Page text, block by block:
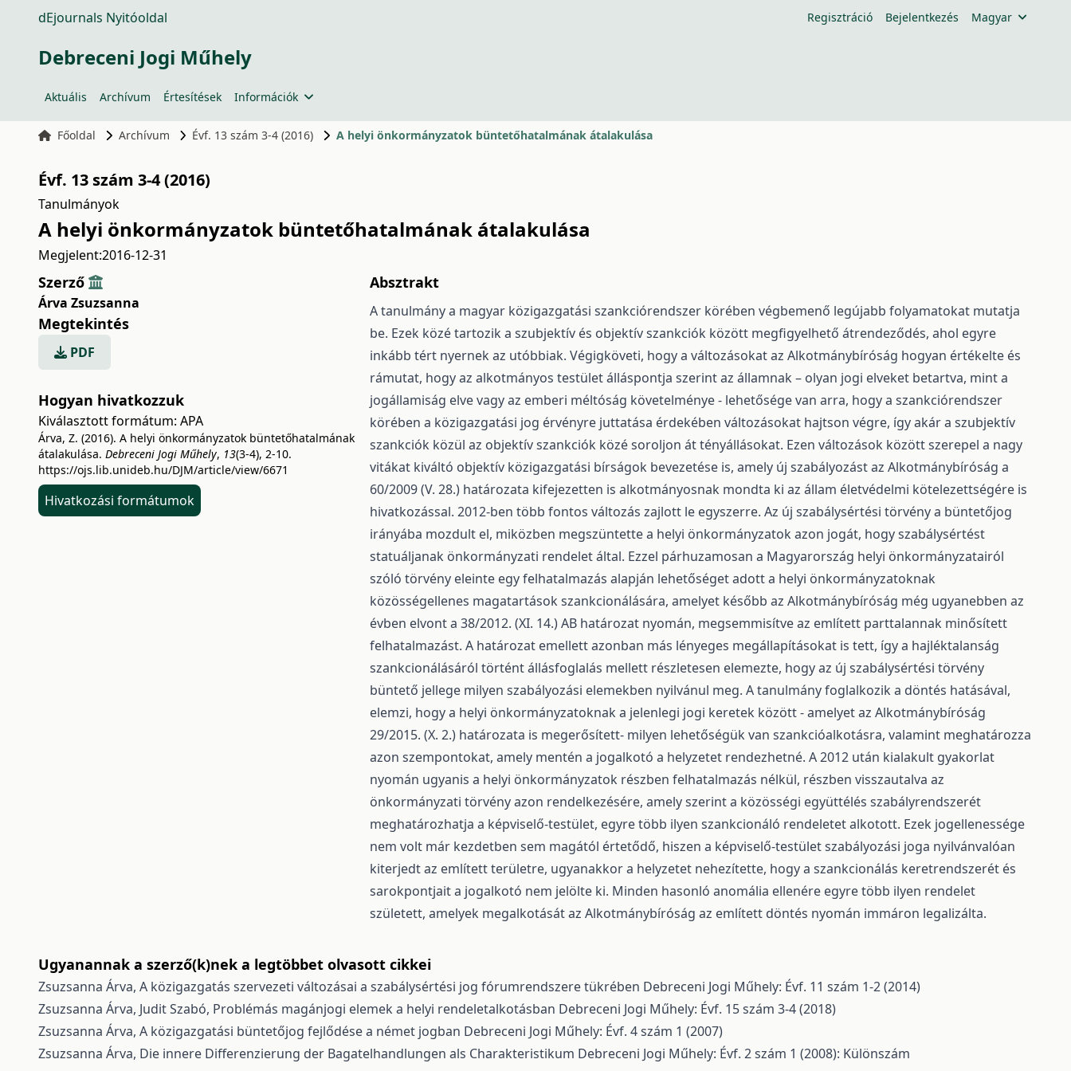
dEjournals Nyitóoldal Regisztráció Bejelentkezés Magyar
Debreceni Jogi Műhely
Aktuális Archívum Értesítések Információk
Főoldal Archívum Évf. 13 szám 3-4 (2016) A helyi önkormányzatok büntetőhatalmának átalakulása
Évf. 13 szám 3-4 (2016)
Tanulmányok
A helyi önkormányzatok büntetőhatalmának átalakulása
Megjelent:2016-12-31
Szerző
Árva Zsuzsanna
Megtekintés
PDF
Hogyan hivatkozzuk
Kiválasztott formátum: APA
Árva, Z. (2016). A helyi önkormányzatok büntetőhatalmának
átalakulása. Debreceni Jogi Műhely, 13(3-4), 2-10.
https://ojs.lib.unideb.hu/DJM/article/view/6671
Hivatkozási formátumok
Absztrakt
A tanulmány a magyar közigazgatási szankciórendszer körében végbemenő legújabb folyamatokat mutatja
be. Ezek közé tartozik a szubjektív és objektív szankciók között megfigyelhető átrendeződés, ahol egyre
inkább tért nyernek az utóbbiak. Végigköveti, hogy a változásokat az Alkotmánybíróság hogyan értékelte és
rámutat, hogy az alkotmányos testület álláspontja szerint az államnak – olyan jogi elveket betartva, mint a
jogállamiság elve vagy az emberi méltóság követelménye - lehetősége van arra, hogy a szankciórendszer
körében a közigazgatási jog érvényre juttatása érdekében változásokat hajtson végre, így akár a szubjektív
szankciók közül az objektív szankciók közé soroljon át tényállásokat. Ezen változások között szerepel a nagy
vitákat kiváltó objektív közigazgatási bírságok bevezetése is, amely új szabályozást az Alkotmánybíróság a
60/2009 (V. 28.) határozata kifejezetten is alkotmányosnak mondta ki az állam életvédelmi kötelezettségére is
hivatkozással. 2012-ben több fontos változás zajlott le egyszerre. Az új szabálysértési törvény a büntetőjog
irányába mozdult el, miközben megszüntette a helyi önkormányzatok azon jogát, hogy szabálysértést
statuáljanak önkormányzati rendelet által. Ezzel párhuzamosan a Magyarország helyi önkormányzatairól
szóló törvény eleinte egy felhatalmazás alapján lehetőséget adott a helyi önkormányzatoknak
közösségellenes magatartások szankcionálására, amelyet később az Alkotmánybíróság még ugyanebben az
évben elvont a 38/2012. (XI. 14.) AB határozat nyomán, megsemmisítve az említett parttalannak minősített
felhatalmazást. A határozat emellett azonban más lényeges megállapításokat is tett, így a hajléktalanság
szankcionálásáról történt állásfoglalás mellett részletesen elemezte, hogy az új szabálysértési törvény
büntető jellege milyen szabályozási elemekben nyilvánul meg. A tanulmány foglalkozik a döntés hatásával,
elemzi, hogy a helyi önkormányzatoknak a jelenlegi jogi keretek között - amelyet az Alkotmánybíróság
29/2015. (X. 2.) határozata is megerősített- milyen lehetőségük van szankcióalkotásra, valamint meghatározza
azon szempontokat, amely mentén a jogalkotó a helyzetet rendezhetné. A 2012 után kialakult gyakorlat
nyomán ugyanis a helyi önkormányzatok részben felhatalmazás nélkül, részben visszautalva az
önkormányzati törvény azon rendelkezésére, amely szerint a közösségi együttélés szabályrendszerét
meghatározhatja a képviselő-testület, egyre több ilyen szankcionáló rendeletet alkotott. Ezek jogellenessége
nem volt már kezdetben sem magától értetődő, hiszen a képviselő-testület szabályozási joga nyilvánvalóan
kiterjedt az említett területre, ugyanakkor a helyzetet nehezítette, hogy a szankcionálás keretrendszerét és
sarokpontjait a jogalkotó nem jelölte ki. Minden hasonló anomália ellenére egyre több ilyen rendelet
született, amelyek megalkotását az Alkotmánybíróság az említett döntés nyomán immáron legalizálta.
Ugyanannak a szerző(k)nek a legtöbbet olvasott cikkei
Zsuzsanna Árva, A közigazgatás szervezeti változásai a szabálysértési jog fórumrendszere tükrében Debreceni Jogi Műhely: Évf. 11 szám 1-2 (2014)
Zsuzsanna Árva, Judit Szabó, Problémás magánjogi elemek a helyi rendeletalkotásban Debreceni Jogi Műhely: Évf. 15 szám 3-4 (2018)
Zsuzsanna Árva, A közigazgatási büntetőjog fejlődése a német jogban Debreceni Jogi Műhely: Évf. 4 szám 1 (2007)
Zsuzsanna Árva, Die innere Differenzierung der Bagatelhandlungen als Charakteristikum Debreceni Jogi Műhely: Évf. 2 szám 1 (2008): Különszám